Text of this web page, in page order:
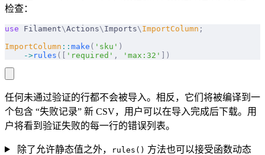
检查：
use Filament\Actions\ Imports\ ImportColumn ;
ImportColumn :: make ( 'sku' )
    ->
rules ([ 'required' , 'max:32' ])
任何未通过验证的行都不会被导入。相反，它们将被编译到一
个包含 “失败记录” 新 CSV，用户可以在导入完成后下载。用
户将看到验证失败的每一行的错误列表。
除了允许静态值之外， rules() 方法也可以接受函数动态